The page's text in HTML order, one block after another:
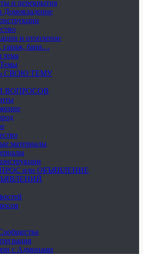
и перекрытия
Домовладение
и отопление
гараж, баня…
тема
СВОЮ ТЕМУ
ВОПРОСОВ
материалы
или ОБЪЯВЛЕНИЕ
с Админами